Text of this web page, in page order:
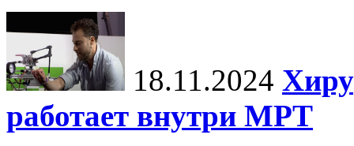
18.11.2024
работает внутри МРТ